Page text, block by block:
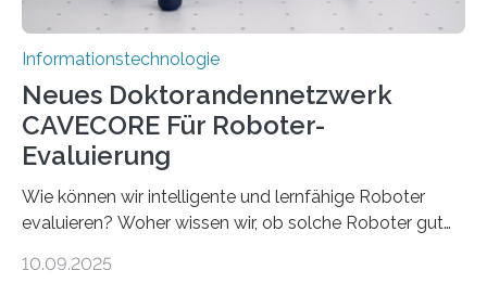
Informationstechnologie
Neues Doktorandennetzwerk
CAVECORE Für Roboter-
Evaluierung
Wie können wir intelligente und lernfähige Roboter
evaluieren? Woher wissen wir, ob solche Roboter gut
sich CAVECORE – ein neues Marie Skłodowska-Curie
10.09.2025